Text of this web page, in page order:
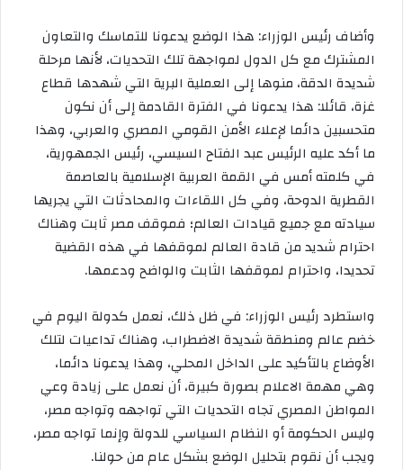
وأضاف رئيس الوزراء: هذا الوضع يدعونا للتماسك والتعاون
المشترك مع كل الدول لمواجهة تلك التحديات، لأنها مرحلة
شديدة الدقة، منوها إلى العملية البرية التي شهدها قطاع
غزة، قائلا: هذا يدعونا في الفترة القادمة إلى أن نكون
متحسبين دائما لإعلاء الأمن القومي المصري والعربي، وهذا
ما أكد عليه الرئيس عبد الفتاح السيسي، رئيس الجمهورية،
في كلمته أمس في القمة العربية الإسلامية بالعاصمة
القطرية الدوحة، وفي كل اللقاءات والمحادثات التي يجريها
سيادته مع جميع قيادات العالم؛ فموقف مصر ثابت وهناك
احترام شديد من قادة العالم لموقفها في هذه القضية
تحديدا، واحترام لموقفها الثابت والواضح ودعمها.
واستطرد رئيس الوزراء: في ظل ذلك، نعمل كدولة اليوم في
خضم عالم ومنطقة شديدة الاضطراب، وهناك تداعيات لتلك
الأوضاع بالتأكيد على الداخل المحلي، وهذا يدعونا دائما،
وهي مهمة الاعلام بصورة كبيرة، أن نعمل على زيادة وعي
المواطن المصري تجاه التحديات التي تواجهه وتواجه مصر،
وليس الحكومة أو النظام السياسي للدولة وإنما تواجه مصر،
ويجب أن نقوم بتحليل الوضع بشكل عام من حولنا.